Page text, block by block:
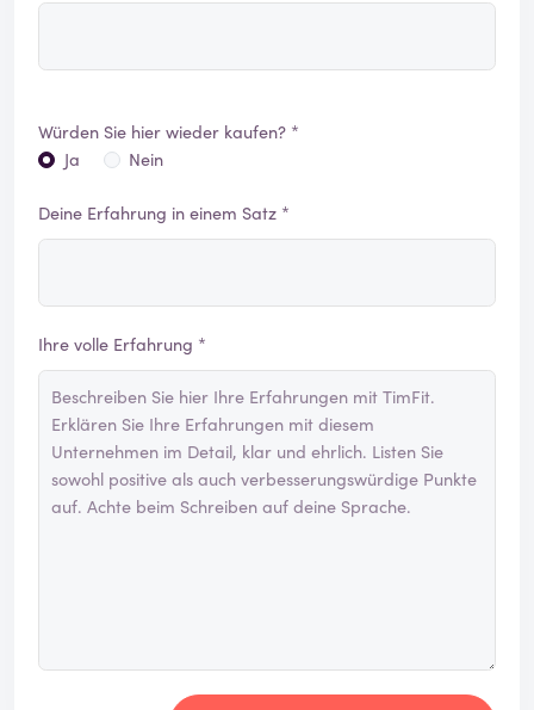
Würden Sie hier wieder kaufen? *
Ja
Nein
Deine Erfahrung in einem Satz *
Ihre volle Erfahrung *